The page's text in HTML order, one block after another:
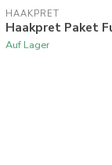
HAAKPRET
Haakpret Paket
Auf Lager